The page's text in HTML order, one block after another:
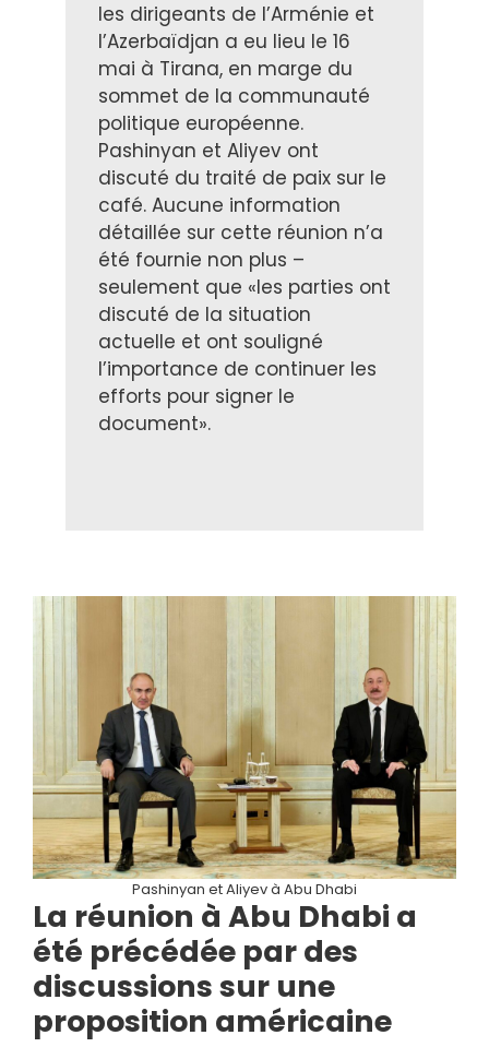
les dirigeants de l’Arménie et
l’Azerbaïdjan a eu lieu le 16
mai à Tirana, en marge du
sommet de la communauté
politique européenne.
Pashinyan et Aliyev ont
discuté du traité de paix sur le
café. Aucune information
détaillée sur cette réunion n’a
été fournie non plus –
seulement que «les parties ont
discuté de la situation
actuelle et ont souligné
l’importance de continuer les
efforts pour signer le
document».
Pashinyan et Aliyev à Abu Dhabi
La réunion à Abu Dhabi a
été précédée par des
discussions sur une
proposition américaine